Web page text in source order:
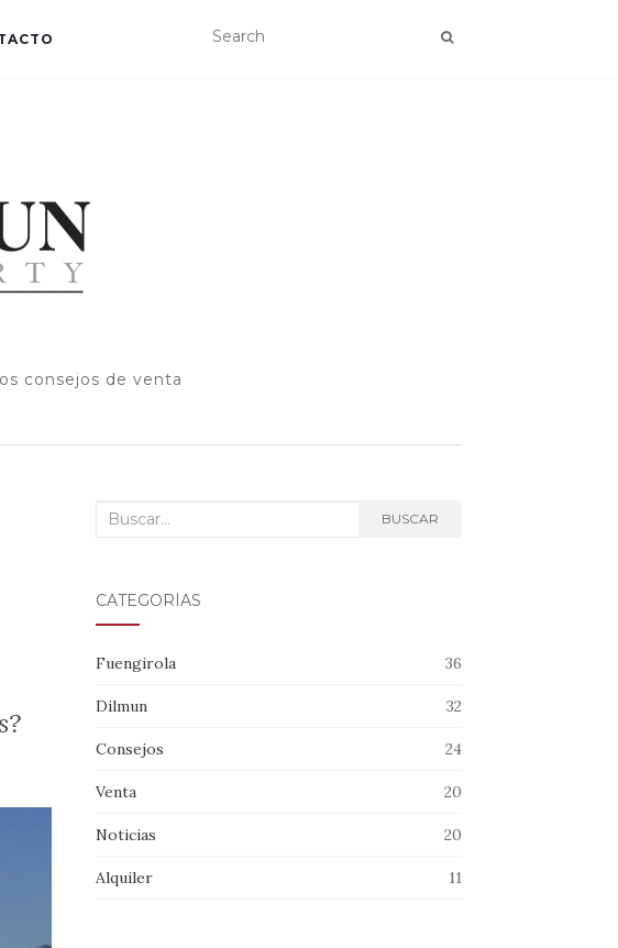
consejos de venta
Buscar: BUSCAR
CATEGORÍAS
Fuengirola 36
Dilmun 32
Consejos 24
Venta 20
Noticias 20
Alquiler 11